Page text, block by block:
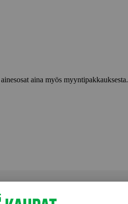
aina myös myyntipakkauksesta.